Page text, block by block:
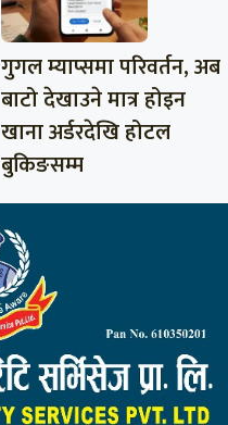
गुगल म्याप्समा परिवर्तन, अब
बाटो देखाउने मात्र होइन
खाना अर्डरदेखि होटल
बुकिङसम्म